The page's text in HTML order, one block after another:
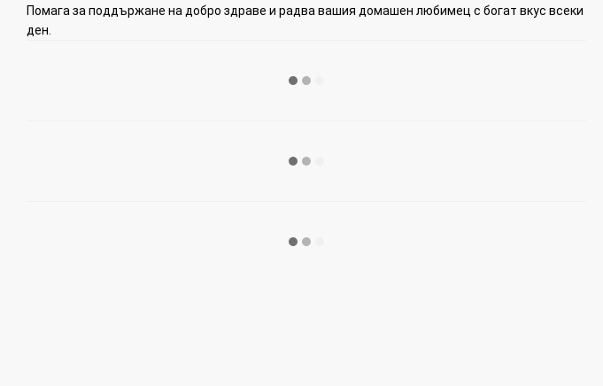
Помага за поддържане на добро здраве и радва вашия домашен любимец с богат вкус всеки
ден.